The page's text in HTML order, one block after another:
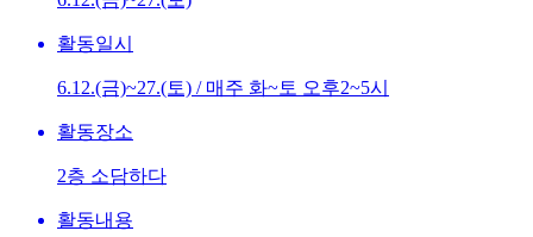
활동일시
6.12.(금)~27.(토) / 매주 화~토 오후2~5시
활동장소
2층 소담하다
활동내용